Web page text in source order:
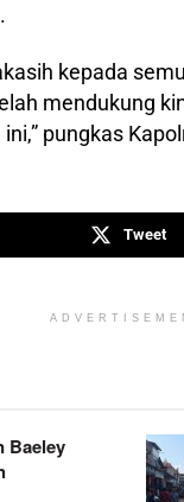
kepada
mendukung
pungkas
Tweet
Baeley